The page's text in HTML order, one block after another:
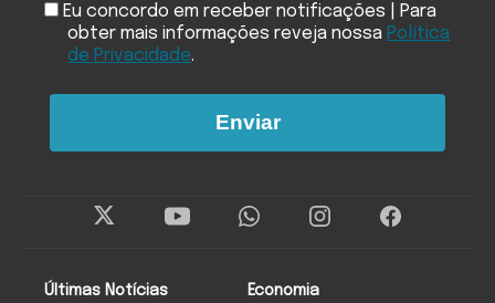
Últimas Notícias Economia
Eu concordo em receber notificações | Para
obter mais informações reveja nossa Política
de Privacidade.
Enviar